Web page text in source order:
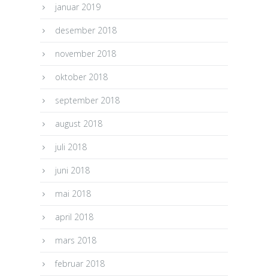
januar 2019
desember 2018
november 2018
oktober 2018
september 2018
august 2018
juli 2018
juni 2018
mai 2018
april 2018
mars 2018
februar 2018